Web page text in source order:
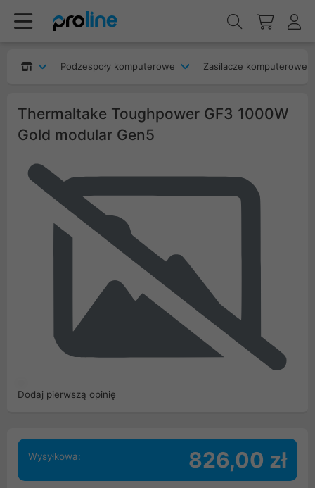
Podzespoły komputerowe Zasilacze komputerowe
Thermaltake Toughpower GF3 1000W
Gold modular Gen5
Dodaj pierwszą opinię
Wysyłkowa: 826,00 zł